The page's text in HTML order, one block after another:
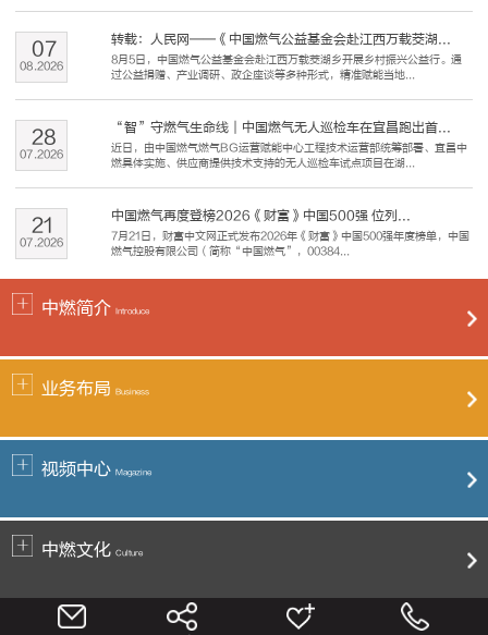
转载：人民网——《中国燃气公益基金会赴江西万载茭湖...
8月5日，中国燃气公益基金会赴江西万载茭湖乡开展乡村振兴公益行。通
过公益捐赠、产业调研、政企座谈等多种形式，精准赋能当地...
08.2026
07
“智”守燃气生命线｜中国燃气无人巡检车在宜昌跑出首...
近日，由中国燃气燃气BG运营赋能中心工程技术运营部统筹部署、宜昌中
燃具体实施、供应商提供技术支持的无人巡检车试点项目在湖...
07.2026
28
中国燃气再度登榜2026《财富》中国500强 位列...
7月21日，财富中文网正式发布2026年《财富》中国500强年度榜单，中国
燃气控股有限公司（简称“中国燃气”，00384...
07.2026
21
中燃简介 Introduce
业务布局 Business
视频中心 Magazine
中燃文化 Culture